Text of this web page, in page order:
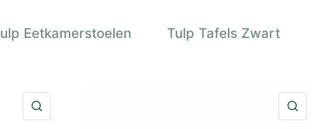
Eetkamerstoelen Tulp Tafels Zwart